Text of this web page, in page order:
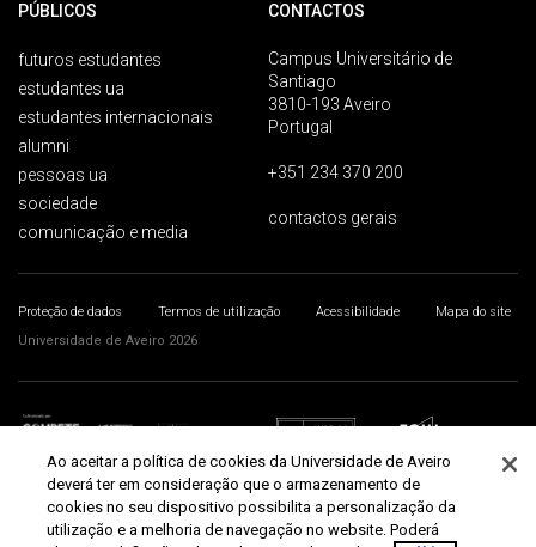
PÚBLICOS
futuros estudantes
estudantes ua
estudantes internacionais
alumni
pessoas ua
sociedade
comunicação e media
CONTACTOS
Campus Universitário de
Santiago
3810-193 Aveiro
Portugal
+351 234 370 200
contactos gerais
Proteção de dados Termos de utilização Acessibilidade
Mapa do site
Universidade de Aveiro 2026
Ao aceitar a política de cookies da Universidade de Aveiro
deverá ter em consideração que o armazenamento de
cookies no seu dispositivo possibilita a personalização da
utilização e a melhoria de navegação no website. Poderá